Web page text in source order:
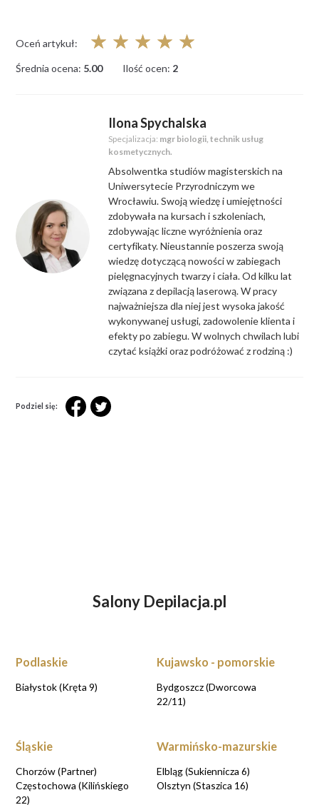
Oceń artykuł: ☆ ☆ ☆ ☆ ☆
Średnia ocena: 5.00 Ilość ocen: 2
Ilona Spychalska
Specjalizacja: mgr biologii, technik usług
kosmetycznych.
Absolwentka studiów magisterskich na
Uniwersytecie Przyrodniczym we
Wrocławiu. Swoją wiedzę i umiejętności
zdobywała na kursach i szkoleniach,
zdobywając liczne wyróżnienia oraz
certyfikaty. Nieustannie poszerza swoją
wiedzę dotyczącą nowości w zabiegach
pielęgnacyjnych twarzy i ciała. Od kilku lat
związana z depilacją laserową. W pracy
najważniejsza dla niej jest wysoka jakość
wykonywanej usługi, zadowolenie klienta i
efekty po zabiegu. W wolnych chwilach lubi
czytać książki oraz podróżować z rodziną :)
Podziel się:
ZASTANAWIASZ SIĘ NAD DEPILACJĄ
Salony Depilacja.pl
Podlaskie
Białystok (Kręta 9)
Kujawsko - pomorskie
Bydgoszcz (Dworcowa
22/11)
Śląskie
Chorzów (Partner)
Częstochowa (Kilińskiego
22)
Warmińsko-mazurskie
Elbląg (Sukiennicza 6)
Olsztyn (Staszica 16)